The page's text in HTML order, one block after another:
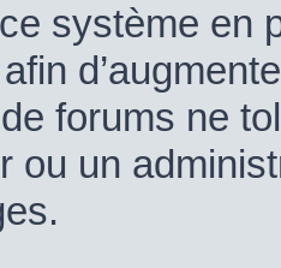
système en
forums ne
ou un